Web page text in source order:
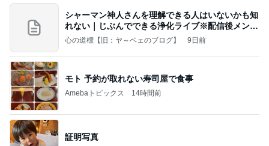
シャーマン神人さんを理解できる人はいないかも知
れない｜じぶんでできる浄化ライブ※配信後メンバ
ー限
心の道標【旧：ヤ～ベェのブログ】 9日前
モト 予約が取れない寿司屋で食事
Amebaトピックス 14時間前
証明写真